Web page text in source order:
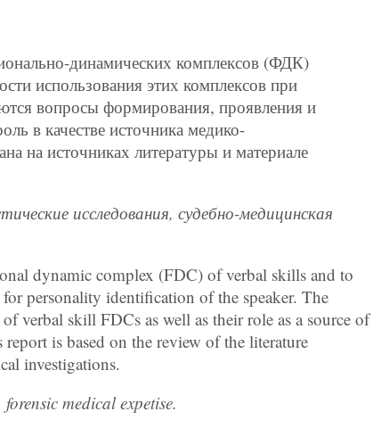
динамических комплексов (ФДК)
использования этих комплексов при
вопросы формирования, проявления и
в качестве источника медико-
на источниках литературы и материале
исследования, судебно-медицинская
dynamic complex (FDC) of verbal skills and to
personality identification of the speaker. The
verbal skill FDCs as well as their role as a source of
is based on the review of the literature
investigations.
medical expetise.